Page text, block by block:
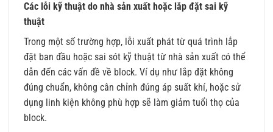
Các lỗi kỹ thuật do nhà sản xuất hoặc lắp đặt sai kỹ
thuật
Trong một số trường hợp, lỗi xuất phát từ quá trình lắp
đặt ban đầu hoặc sai sót kỹ thuật từ nhà sản xuất có thể
dẫn đến các vấn đề về block. Ví dụ như lắp đặt không
đúng chuẩn, không cân chỉnh đúng áp suất khí, hoặc sử
dụng linh kiện không phù hợp sẽ làm giảm tuổi thọ của
block.